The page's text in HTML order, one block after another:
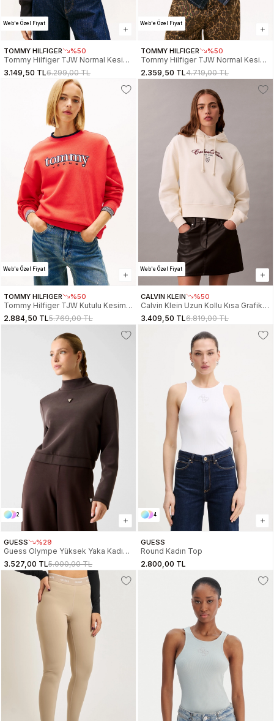
Web'e Özel Fiyat
TOMMY HILFIGER %50
Tommy Hilfiger TJW Normal Kesim
Gümüş Yazılı Boydan Fermuarlı
Kadın Siyah Sweatshirt
DW0DW21943BDS
3.149,50 TL6.299,00 TL
Web'e Özel Fiyat
TOMMY HILFIGER %50
Tommy Hilfiger TJW Normal Kesim
TJ Bayraklı Bisiklet Yaka Kadın
Beyaz Sweatshirt
DW0DW22564YBL
2.359,50 TL4.719,00 TL
Web'e Özel Fiyat
TOMMY HILFIGER %50
Tommy Hilfiger TJW Kutulu Kesim
Tommy Aplikeli Bisiklet Yaka Kadın
Kırmızı Sweatshirt
DW0DW22565XK3
2.884,50 TL5.769,00 TL
Web'e Özel Fiyat
CALVIN KLEIN %50
Calvin Klein Uzun Kollu Kısa Grafikli
Kapüşonlu Kadın Beyaz Sweatshirt
LV047E208G-YAT
3.409,50 TL6.819,00 TL
2
GUESS %29
Guess Olympe Yüksek Yaka Kadın
Kahverengi Sweatshirt
V4YQ05KCAY2-A10K
3.527,00 TL5.000,00 TL
4
GUESS
Round Kadın Top
2.800,00 TL